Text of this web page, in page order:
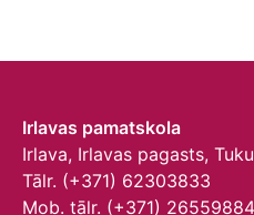
Irlavas pamatskola
Irlava, Irlavas pagasts,
Tālr. (+371) 62303833
Mob. tālr. (+371) 26559884